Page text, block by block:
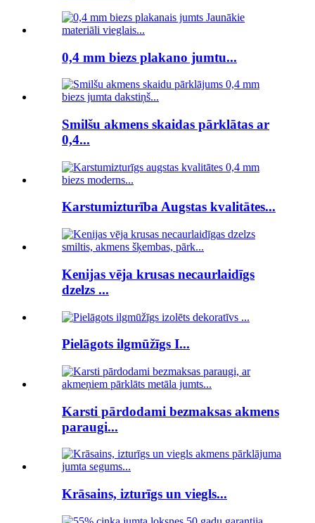
0,4 mm biezs plakano jumtu...
Smilšu akmens skaidas pārklātas ar
0,4...
Karstumizturība Augstas kvalitātes...
Kenijas vēja krusas necaurlaidīgs
dzelzs ...
Pielāgots ilgmūžīgs I...
Karsti pārdodami bezmaksas akmens
paraugi...
Krāsains, izturīgs un viegls...